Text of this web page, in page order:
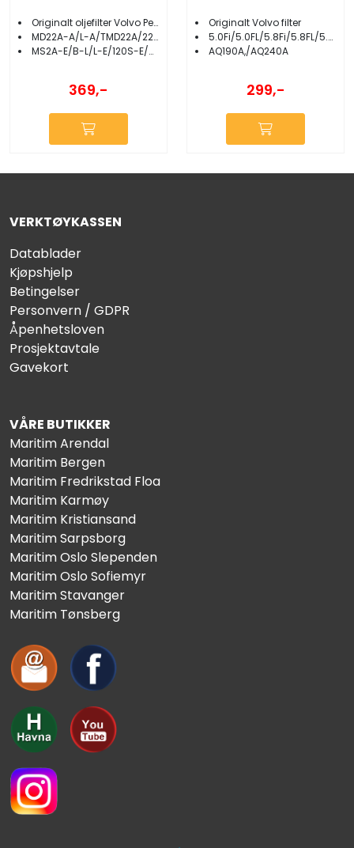
Originalt oljefilter Volvo Penta
MD22A-A/L-A/TMD22A/22-A/MS2B-A/B-R
MS2A-E/B-L/L-E/120S-E/MD22/22L
369,-
Originalt Volvo filter
5.0Fi/5.0FL/5.8Fi/5.8FL/5.8FSi
AQ190A,/AQ240A
299,-
VERKTØYKASSEN
Datablader
Kjøpshjelp
Betingelser
Personvern / GDPR
Åpenhetsloven
Prosjektavtale
Gavekort
VÅRE BUTIKKER
Maritim Arendal
Maritim Bergen
Maritim Fredrikstad Floa
Maritim Karmøy
Maritim Kristiansand
Maritim Sarpsborg
Maritim Oslo Slependen
Maritim Oslo Sofiemyr
Maritim Stavanger
Maritim Tønsberg